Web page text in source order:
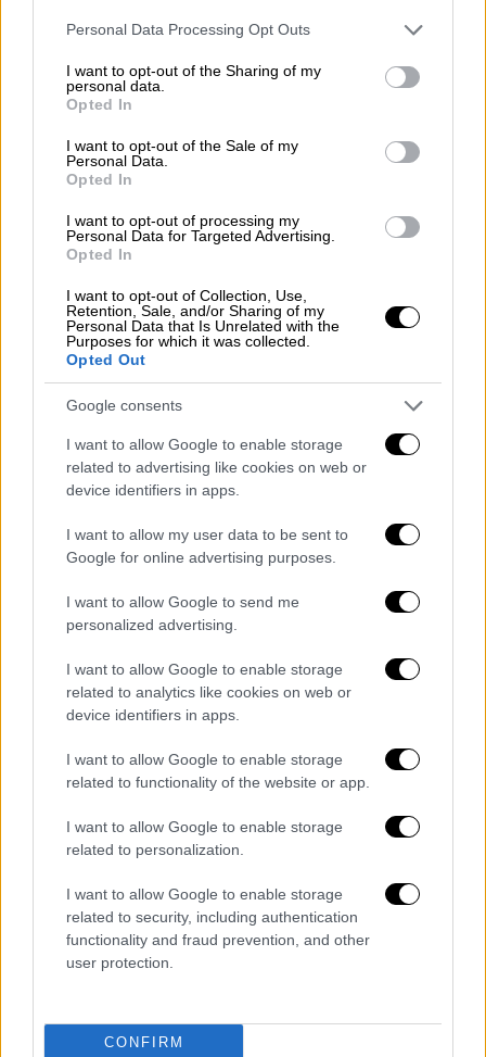
Please note that this website/app uses one or more Google
not limited to your visit or usage behaviour. You may click to
grant or deny consent to Google and its third-party tags to
use your data for below specified purposes in below Google
consent section.
Personal Data Processing Opt Outs
I want to opt-out of the Sharing of my
personal data.
Opted In
I want to opt-out of the Sale of my
Personal Data.
Opted In
I want to opt-out of processing my
Personal Data for Targeted Advertising.
Opted In
I want to opt-out of Collection, Use,
Retention, Sale, and/or Sharing of my
Personal Data that Is Unrelated with the
Purposes for which it was collected.
Opted Out
Google consents
I want to allow Google to enable storage
related to advertising like cookies on web or
device identifiers in apps.
I want to allow my user data to be sent to
Google for online advertising purposes.
I want to allow Google to send me
personalized advertising.
I want to allow Google to enable storage
related to analytics like cookies on web or
device identifiers in apps.
I want to allow Google to enable storage
related to functionality of the website or app.
I want to allow Google to enable storage
related to personalization.
I want to allow Google to enable storage
related to security, including authentication
functionality and fraud prevention, and other
user protection.
CONFIRM
της ζωής σου!
Lifestyle|12.11.2022 18:41
Στιγμές ευτυχίας για τη Μις Αργεντινή
και τη Μις Πουέρτο Ρίκο: Ο πιο
ευτυχισμένος μήνας του μέλιτος
Σε μία από τις κοινές τους φωτογραφίες, οι
δυο τους ανταλλάσσουν ένα φιλί
Ελλάδα|22.09.2019 16:00
στην Κρήτη και βρέθηκε πνιγμένος